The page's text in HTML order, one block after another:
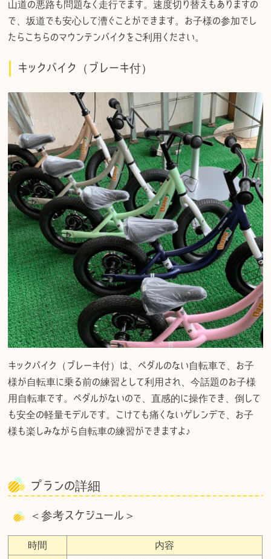
山道の悪路も問題なく走行でます。速度切り替えもありますの
で、坂道でも安心して漕ぐことができます。お子様の参加でし
たらこちらのマウンテンバイクをご利用ください。
キックバイク（ブレーキ付）
キックバイク（ブレーキ付）は、ペダルのない自転車で、お子
様が自転車に乗る前の練習として利用され、今話題のお子様
用自転車です。ペダルがないので、直感的に操作でき、倒して
も安全の軽量モデルです。こけても痛くないゲレンデで、お子
様も楽しみながら自転車の練習ができますよ♪
プランの詳細
＜参考スケジュール＞
時間
内容